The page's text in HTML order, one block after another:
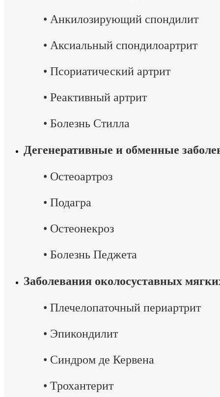
• Анкилозирующий спондилит
• Аксиальный спондилоартрит
• Псориатический артрит
• Реактивный артрит
• Болезнь Стилла
Дегенеративные и обменные
• Остеоартроз
• Подагра
• Остеонекроз
• Болезнь Педжета
Заболевания околосуставных
• Плечелопаточный периартрит
• Эпикондилит
• Синдром де Кервена
• Трохантерит